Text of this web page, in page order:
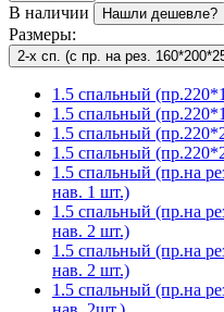
В наличии Нашли дешевле?
Размеры:
2-х сп. (с пр. на рез.
1.5 спальный
1.5 спальный
1.5 спальный
1.5 спальный
1.5 спальный (пр.на
нав. 1 шт.)
1.5 спальный (пр.на
нав. 2 шт.)
1.5 спальный (пр.на
нав. 2 шт.)
1.5 спальный (пр.на